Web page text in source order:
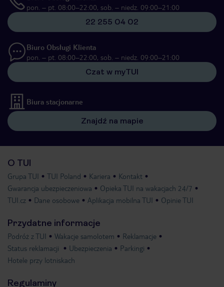
pon. – pt. 08:00–22:00, sob. – niedz. 09:00–21:00
22 255 04 02
Biuro Obsługi Klienta
pon. – pt. 08:00–22:00, sob. – niedz. 09:00–21:00
Czat w myTUI
Biura stacjonarne
Znajdź na mapie
O TUI
Grupa TUI TUI Poland Kariera
Kontakt
Gwarancja ubezpieczeniowa
Opieka TUI na wakacjach 24/7
TUI.cz
Dane osobowe Aplikacja mobilna TUI Opinie TUI
Przydatne informacje
Podróż z TUI Wakacje samolotem
Reklamacje
Status reklamacji
Ubezpieczenia
Parkingi
Hotele przy lotniskach
Regulaminy